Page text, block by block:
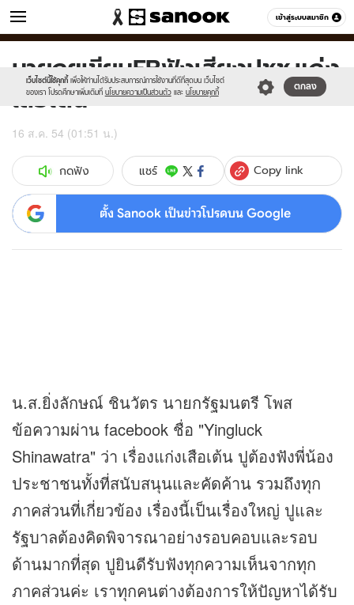
เข้าสู่ระบบสมาชิก
ข่าว หมวดอื่นๆ
เว็บไซต์นี้ใช้คุกกี้ เพื่อให้ท่านได้รับประสบการณ์การใช้งานที่ดีที่สุดบน เว็บไซต์
ของเรา โปรดศึกษาเพิ่มเติมที่ นโยบายความเป็นส่วนตัว และ นโยบายคุกกี้
ตกลง
Sanook
//s.isanook.com/sr/0/images/logo-
new-
sanook.png
600
60
นายกฯเขียนFBฟังเสียงปชช.แก่ง
เสือเต้น
16 ส.ค. 54 (01:51 น.)
กดฟัง แชร์ Copy link
ตั้ง Sanook เป็นข่าวโปรดบน Google
น.ส.ยิ่งลักษณ์ ชินวัตร นายกรัฐมนตรี โพส
ข้อความผ่าน facebook ชื่อ "Yingluck
Shinawatra" ว่า เรื่องแก่งเสือเต้น ปูต้องฟังพี่น้อง
ประชาชนทั้งที่สนับสนุนและคัดค้าน รวมถึงทุก
ภาคส่วนที่เกี่ยวข้อง เรื่องนี้เป็นเรื่องใหญ่ ปูและ
รัฐบาลต้องคิดพิจารณาอย่างรอบคอบและรอบ
ด้านมากที่สุด ปูยินดีรับฟังทุกความเห็นจากทุก
ภาคส่วนค่ะ เราทุกคนต่างต้องการให้ปัญหาได้รับ